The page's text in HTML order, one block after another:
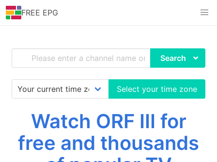
FREE EPG
Search
Select your time zone
Watch ORF III for
free and thousands